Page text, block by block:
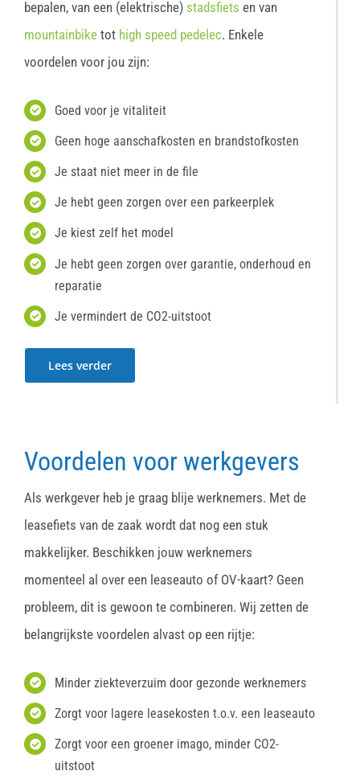
bepalen, van een (elektrische) stadsfiets en van
mountainbiketot high speed pedelec. Enkele
voordelen voor jou zijn:
Goed voor je vitaliteit
Geen hoge aanschafkosten en brandstofkosten
Je staat niet meer in de file
Je hebt geen zorgen over een parkeerplek
Je kiest zelf het model
Je hebt geen zorgen over garantie, onderhoud en
reparatie
Je vermindert de CO2-uitstoot
Lees verder
Voordelen voor werkgevers
Als werkgever heb je graag blije werknemers. Met de
leasefiets van de zaak wordt dat nog een stuk
makkelijker. Beschikken jouw werknemers
momenteel al over een leaseauto of OV-kaart? Geen
probleem, dit is gewoon te combineren. Wij zetten de
belangrijkste voordelen alvast op een rijtje:
Minder ziekteverzuim door gezonde werknemers
Zorgt voor lagere leasekosten t.o.v. een leaseauto
Zorgt voor een groener imago, minder CO2-
uitstoot